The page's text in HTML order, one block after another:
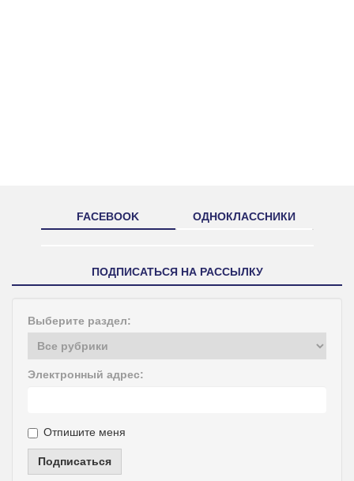
FACEBOOK ОДНОКЛАССНИКИ
ПОДПИСАТЬСЯ НА РАССЫЛКУ
Выберите раздел:
Электронный адрес:
Отпишите меня
Подписаться